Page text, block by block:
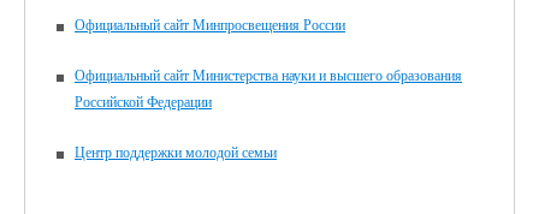
Официальный сайт Минпросвещения России
Официальный сайт Министерства науки и высшего образования
Российской Федерации
Центр поддержки молодой семьи